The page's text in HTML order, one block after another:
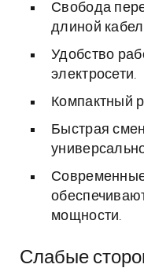
Свобода
длиной
Удобство
электросети.
Компактный
Быстрая
мощности.
Слабые